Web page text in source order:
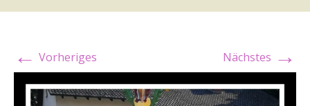
← Vorheriges Nächstes →